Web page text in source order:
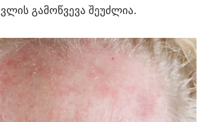
გამოწვევა შეუძლია.